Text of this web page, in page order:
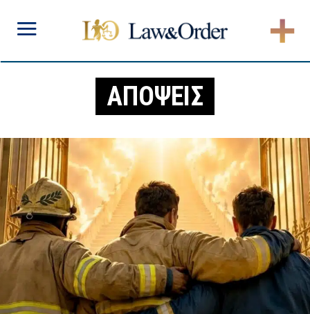
ΑΠΟΨΕΙΣ